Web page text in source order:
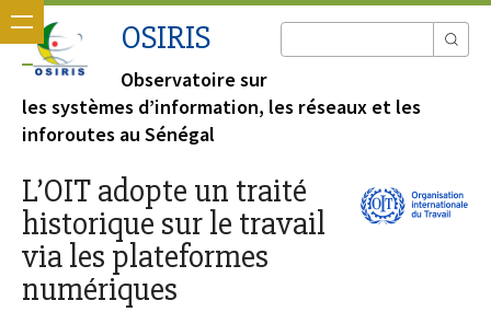
OSIRIS
Observatoire sur
les systèmes d’information, les réseaux et les
inforoutes au Sénégal
L’OIT adopte un traité
historique sur le travail
via les plateformes
numériques